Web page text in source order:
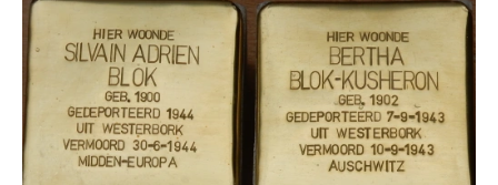
Foto's van de vereniging
ANBI
Contact
Zoeken